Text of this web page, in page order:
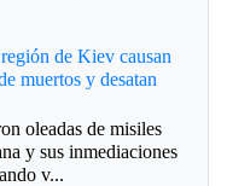
de Kiev causan
muertos y desatan
oleadas de misiles
y sus inmediaciones
v...